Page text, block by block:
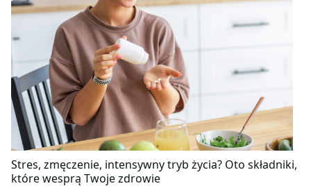
Stres, zmęczenie, intensywny tryb życia? Oto składniki,
które wesprą Twoje zdrowie